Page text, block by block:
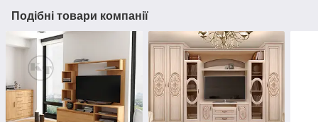
Подібні товари компанії